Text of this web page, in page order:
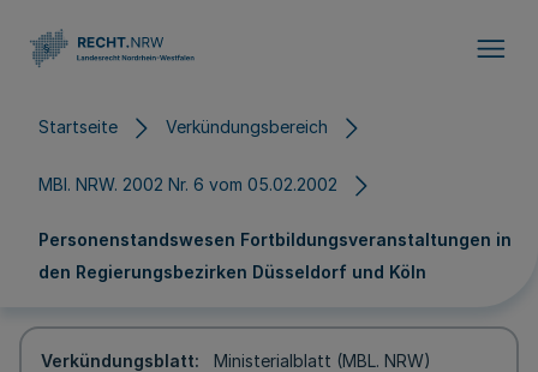
Startseite Verkündungsbereich
MBl. NRW. 2002 Nr. 6 vom 05.02.2002
Personenstandswesen Fortbildungsveranstaltungen in
den Regierungsbezirken Düsseldorf und Köln
Verkündungsblatt
Ministerialblatt (MBL. NRW)